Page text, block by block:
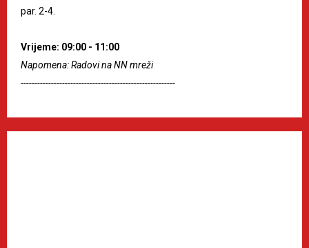
par. 2-4.
Vrijeme: 09:00 - 11:00
Napomena: Radovi na NN mreži
--------------------------------------------------------